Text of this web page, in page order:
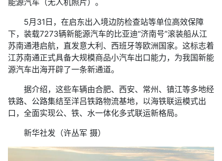
5月31日，在启东出入境边防检查站等单位高效保障
下，装载7273辆新能源汽车的比亚迪“济南号”滚装船从江
苏南通港启航，直发意大利、西班牙等欧洲国家。这标志着
江苏南通正式具备大规模商品小汽车出口能力，为我国新能
源汽车出海开辟了一条新通道。
据介绍，这些车辆由合肥、西安、常州、镇江等多地经
铁路、公路集结至洋吕铁路物流基地，以海铁联运模式出
口，全面实现公、铁、水一体化多式联运新格局。
新华社发（许丛军 摄）